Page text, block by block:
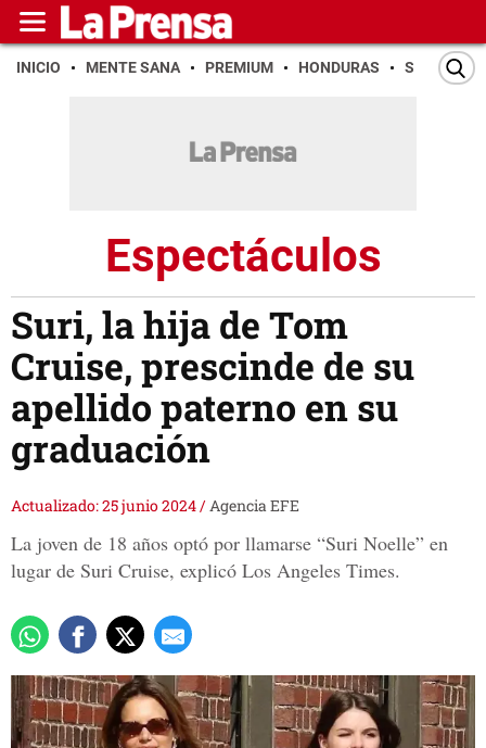
INICIO MENTE SANA PREMIUM HONDURAS SAN PEDRO
Espectáculos
Suri, la hija de Tom
Cruise, prescinde de su
apellido paterno en su
graduación
Actualizado: 25 junio 2024/Agencia EFE
La joven de 18 años optó por llamarse “Suri Noelle” en
lugar de Suri Cruise, explicó Los Angeles Times.